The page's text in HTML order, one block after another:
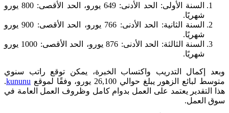
السنة الأولى: الحد الأدنى: 649 يورو، الحد الأقصى: 800 يورو
شهريًا.
السنة الثانية: الحد الأدنى: 766 يورو، الحد الأقصى: 900 يورو
شهريًا.
السنة الثالثة: الحد الأدنى: 876 يورو، الحد الأقصى: 1000 يورو
شهريًا.
وبعد إكمال التدريب واكتساب الخبرة، يمكن توقع راتب سنوي
متوسط لبائع الزهور يبلغ حوالي 26,100 يورو، وفقًا لموقع
kununu
.
هذا التقدير يعتمد على العمل بدوام كامل وظروف العمل العامة في
سوق العمل.